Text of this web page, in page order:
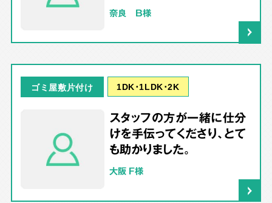
奈良 B様
ゴミ屋敷片付け 1DK･1LDK･2K
スタッフの方が一緒に仕分
けを手伝ってくださり、とて
も助かりました。
大阪 F様